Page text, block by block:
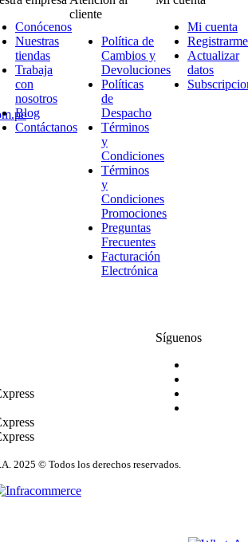
Conócenos
Nuestras
tiendas
Trabaja
con
nosotros
Blog
Contáctanos
cliente
Política de
Cambios y
Devoluciones
Políticas
de
Despacho
Términos
y
Condiciones
Términos
y
Condiciones
Promociones
Preguntas
Frecuentes
Facturación
Electrónica
Mi cuenta
Registrarme
Actualizar
datos
Síguenos
2025 © Todos los derechos reservados.